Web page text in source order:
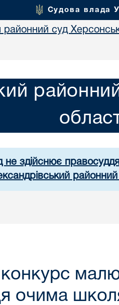
Судова влада
суд
не здійснює
очима